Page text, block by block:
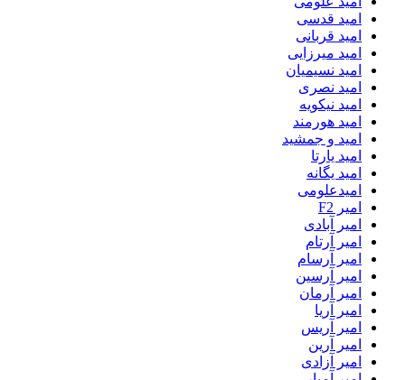
امید قدسی
امید قربانی
امید میرزایی
امید نسیمیان
امید نصری
امید نیکویه
امید هورمند
امید و جمشید
امید یارتا
امید یگانه
امیدعلومی
امیر F2
امیر آبادی
امیر آرتام
امیر آرسام
امیر آرسین
امیر آرمان
امیر آریا
امیر آریس
امیر آرین
امیر آزادی